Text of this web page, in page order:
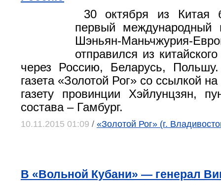
30 октября из Китая
первый международный
Шэньян-Маньчжурия-
отправился из
через Россию, Беларусь,
газета «Золотой Рог» со ссылкой
газету провинции Хэйлунцзян,
состава – Гамбург.
10.11.2015 01:09 / «Золотой Рог» (г.
В «Вольной Кубани» — генерал